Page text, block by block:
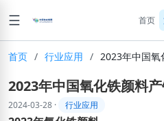
☰ 首页
首页 / 行业应用 / 2023年中国氧
2023年中国氧化铁颜料
2024-03-28 · 行业应用